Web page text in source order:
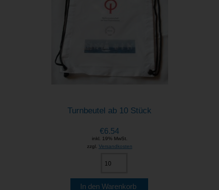
Turnbeutel ab 10 Stück
€6.54
inkl. 19% MwSt.
zzgl. Versandkosten